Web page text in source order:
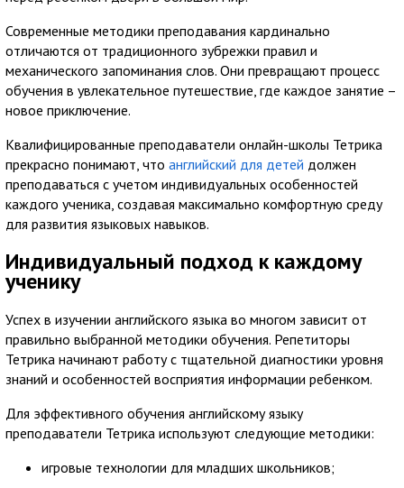
Современные методики преподавания кардинально
отличаются от традиционного зубрежки правил и
механического запоминания слов. Они превращают процесс
обучения в увлекательное путешествие, где каждое занятие –
новое приключение.
Квалифицированные преподаватели онлайн-школы Тетрика
прекрасно понимают, что английский для детей должен
преподаваться с учетом индивидуальных особенностей
каждого ученика, создавая максимально комфортную среду
для развития языковых навыков.
Индивидуальный подход к каждому
ученику
Успех в изучении английского языка во многом зависит от
правильно выбранной методики обучения. Репетиторы
Тетрика начинают работу с тщательной диагностики уровня
знаний и особенностей восприятия информации ребенком.
Для эффективного обучения английскому языку
преподаватели Тетрика используют следующие методики:
игровые технологии для младших школьников;